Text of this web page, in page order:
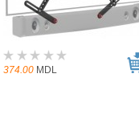
374.00 MDL